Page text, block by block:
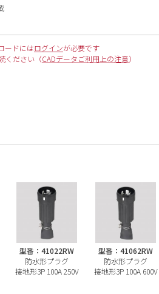
ードにはログインが必要です
ください（CADデータご利用上の注意）
型番：41022RW
防水形プラグ
接地形3P 100A 250V
型番：41062RW
防水形プラグ
接地形3P 100A 600V